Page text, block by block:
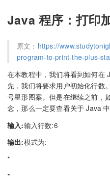
Java 程序：打印
原文： https://
program-to-print-the-plus-
在本教程中，我们将看到如何在
先，我们将要求用户初始化行数
号星形图案。但是在继续之前，
念，那么一定要查看关于 Java 中
输入:输入行数:6
输出:模式为:
*
*